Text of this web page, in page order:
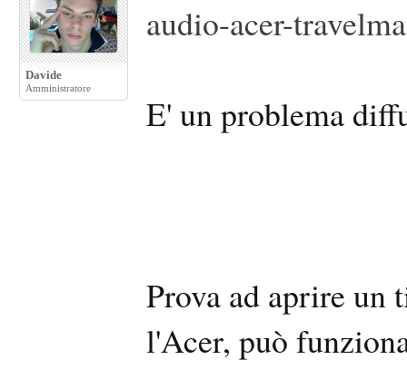
Davide
Amministratore
audio-acer-
E' un problema
Prova ad aprire un
l'Acer, può